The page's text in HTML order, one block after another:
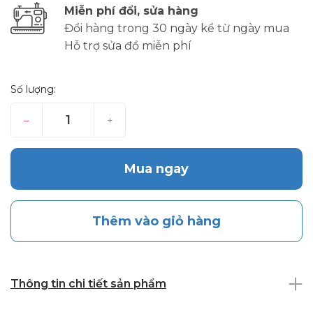
Miễn phí đổi, sửa hàng
Đổi hàng trong 30 ngày kể từ ngày mua
Hỗ trợ sửa đồ miễn phí
Số lượng:
– +
Mua ngay
Thêm vào giỏ hàng
Thông tin chi tiết sản phẩm